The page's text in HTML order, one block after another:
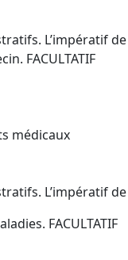
L’impératif
FACULTATIF
médicaux
L’impératif
FACULTATIF